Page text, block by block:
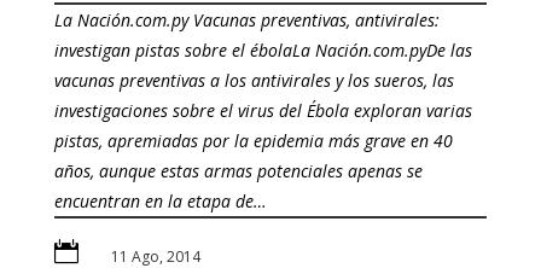
La Nación.com.py Vacunas preventivas, antivirales:
investigan pistas sobre el ébolaLa Nación.com.pyDe las
vacunas preventivas a los antivirales y los sueros, las
investigaciones sobre el virus del Ébola exploran varias
pistas, apremiadas por la epidemia más grave en 40
años, aunque estas armas potenciales apenas se
encuentran en la etapa de…
 11 Ago, 2014